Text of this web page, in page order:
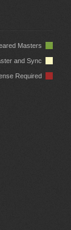
Masters
and Sync
Required